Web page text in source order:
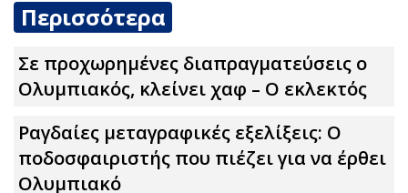
Περισσότερα
Σε προχωρημένες διαπραγματεύσεις ο
Ολυμπιακός, κλείνει χαφ – Ο εκλεκτός
Ραγδαίες μεταγραφικές εξελίξεις: Ο
ποδοσφαιριστής που πιέζει για να έρθει
Ολυμπιακό